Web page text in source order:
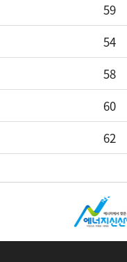
59
54
58
60
62